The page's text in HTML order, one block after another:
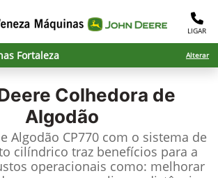
LIGAR
Fortaleza Alterar
Colhedora de
Algodão
Algodão CP770 com o sistema de
cilíndrico traz benefícios para a
operacionais como: melhorar